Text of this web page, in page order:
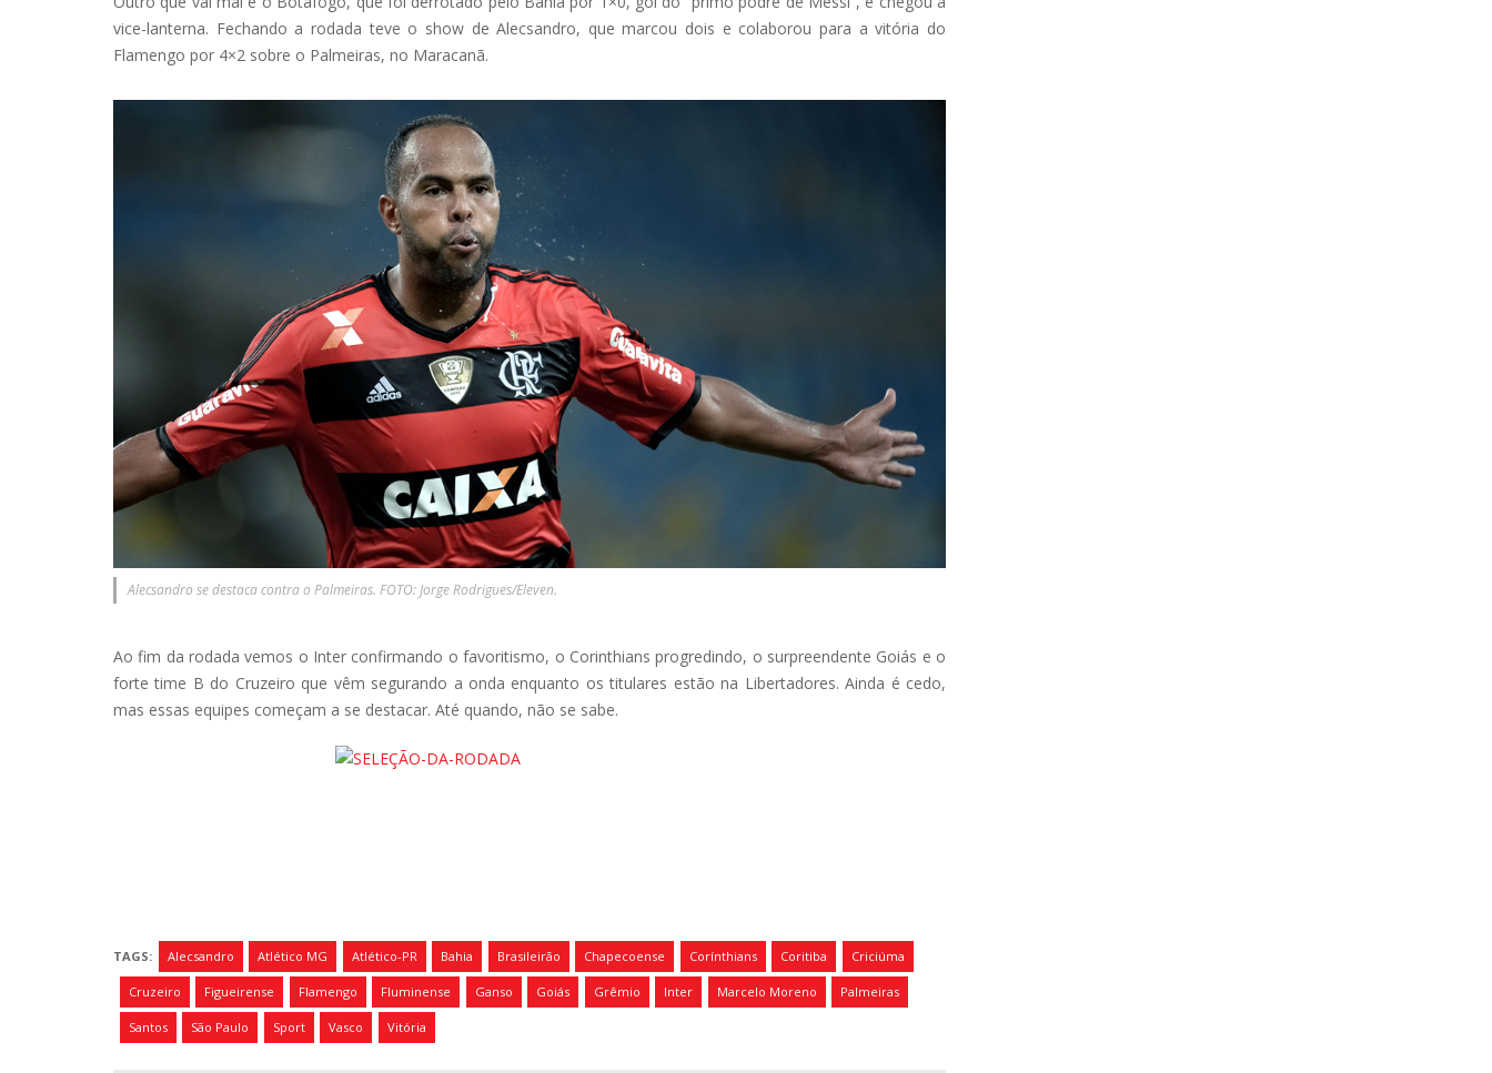
vice-lanterna. Fechando a rodada teve o show de Alecsandro, que marcou dois e colaborou para a vitória do
Flamengo por 4×2 sobre o Palmeiras, no Maracanã.
Alecsandro se destaca contra o Palmeiras. FOTO: Jorge Rodrigues/Eleven.
Ao fim da rodada vemos o Inter confirmando o favoritismo, o Corinthians progredindo, o surpreendente Goiás e o
forte time B do Cruzeiro que vêm segurando a onda enquanto os titulares estão na Libertadores. Ainda é cedo,
mas essas equipes começam a se destacar. Até quando, não se sabe.
TAGS: Alecsandro Atlético MG Atlético-PR Bahia Brasileirão Chapecoense Corínthians Coritiba Criciúma
Cruzeiro Figueirense Flamengo Fluminense Ganso Goiás Grêmio Inter Marcelo Moreno Palmeiras
Santos São Paulo Sport Vasco Vitória